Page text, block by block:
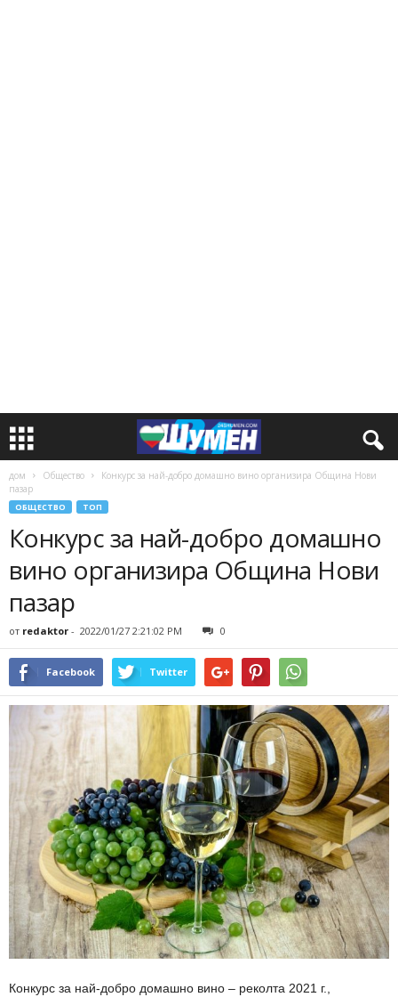
дом Общество
Конкурс за най-добро домашно вино организира Община Нови
пазар
ОБЩЕСТВО ТОП
Конкурс за най-добро домашно
вино организира Община Нови
пазар
от redaktor - 2022/01/27 2:21:02 PM 0
Facebook Twitter
Конкурс за най-добро домашно вино – реколта 2021 г.,